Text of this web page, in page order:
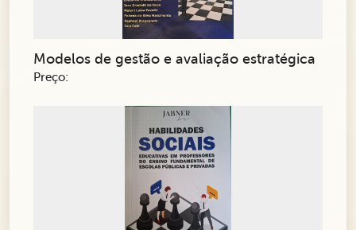
Modelos de gestão e avaliação estratégica
Preço: